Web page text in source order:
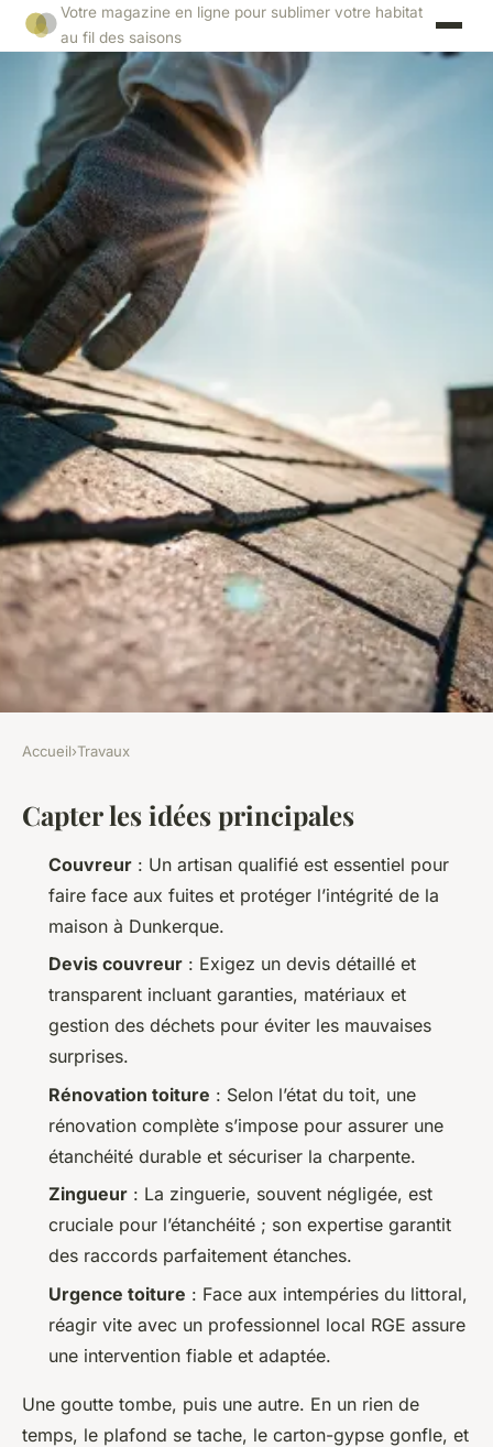
Votre magazine en ligne pour sublimer votre habitat
au fil des saisons
Les meilleurs couvreurs à
Dunkerque en 2023
Auberte• 26/03/2026 18:01•9 min de lecture
Accueil›Travaux
Capter les idées principales
Couvreur : Un artisan qualifié est essentiel pour
faire face aux fuites et protéger l’intégrité de la
maison à Dunkerque.
Devis couvreur : Exigez un devis détaillé et
transparent incluant garanties, matériaux et
gestion des déchets pour éviter les mauvaises
surprises.
Rénovation toiture : Selon l’état du toit, une
rénovation complète s’impose pour assurer une
étanchéité durable et sécuriser la charpente.
Zingueur : La zinguerie, souvent négligée, est
cruciale pour l’étanchéité ; son expertise garantit
des raccords parfaitement étanches.
Urgence toiture : Face aux intempéries du littoral,
réagir vite avec un professionnel local RGE assure
une intervention fiable et adaptée.
Une goutte tombe, puis une autre. En un rien de
temps, le plafond se tache, le carton-gypse gonfle, et